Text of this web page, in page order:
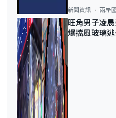
新聞資訊 兩岸
旺角男子凌
爆擋風玻璃逃